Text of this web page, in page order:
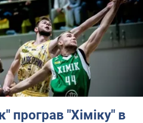
програв "Хіміку" в